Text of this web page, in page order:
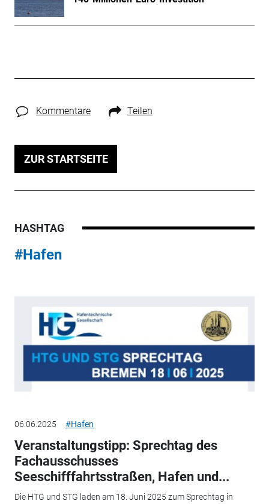
Kommentare Teilen
ZUR STARTSEITE
HASHTAG
#Hafen
06.06.2025 #Hafen
Veranstaltungstipp: Sprechtag des
Fachausschusses
Seeschifffahrtsstraßen, Hafen und...
Die HTG und STG laden am 18. Juni 2025 zum Sprechtag in